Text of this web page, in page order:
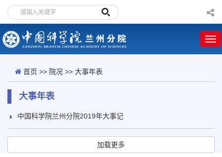
首页 >> 院况 >> 大事年表
大事年表
中国科学院兰州分院2019年大事记
加载更多